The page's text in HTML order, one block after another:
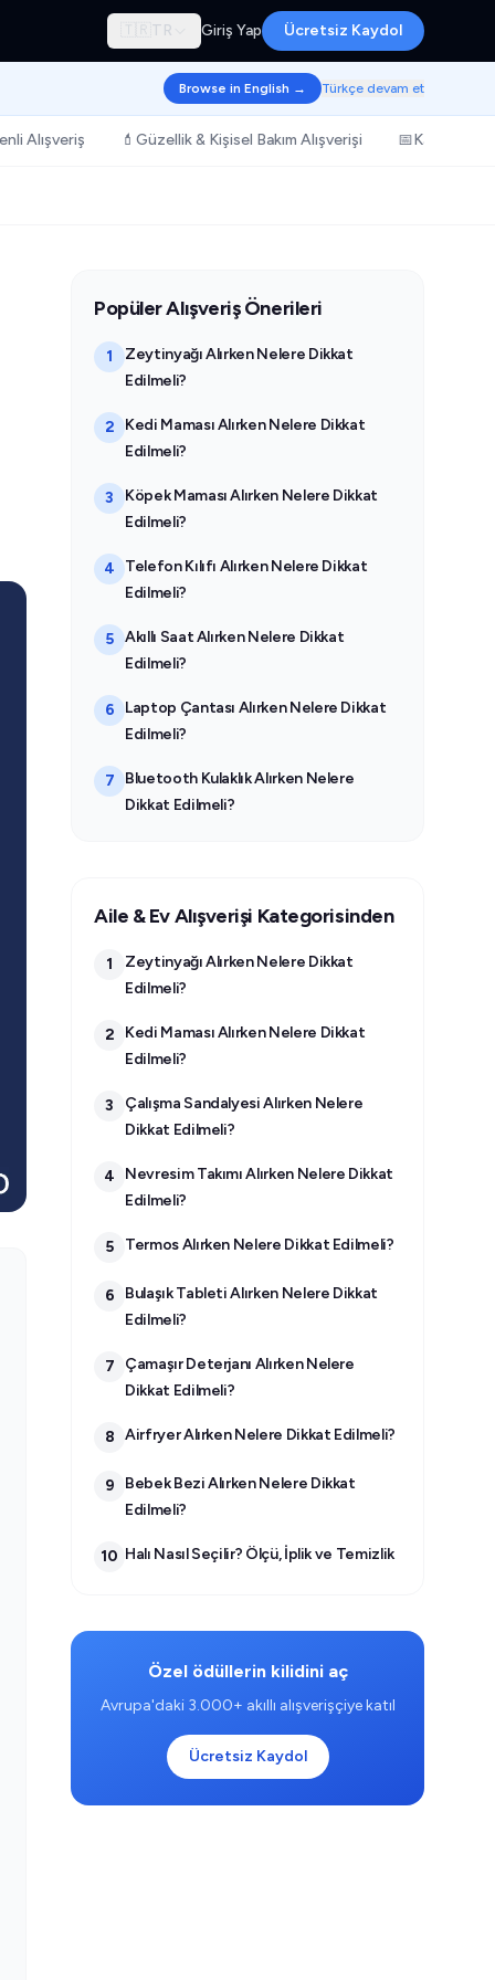
🇹🇷 TR Giriş Yap Ücretsiz Kaydol
Browse in English → Türkçe devam et
Alışveriş 💄 Güzellik & Kişisel Bakım Alışverişi 📅Kampanya
Popüler Alışveriş Önerileri
1
Zeytinyağı Alırken Nelere Dikkat
Edilmeli?
2
Kedi Maması Alırken Nelere Dikkat
Edilmeli?
3
Köpek Maması Alırken Nelere Dikkat
Edilmeli?
4
Telefon Kılıfı Alırken Nelere Dikkat
Edilmeli?
5 Akıllı Saat Alırken Nelere Dikkat
Edilmeli?
6
Laptop Çantası Alırken Nelere Dikkat
Edilmeli?
7
Bluetooth Kulaklık Alırken Nelere
Dikkat Edilmeli?
Aile & Ev Alışverişi Kategorisinden
1
Zeytinyağı Alırken Nelere Dikkat
Edilmeli?
2
Kedi Maması Alırken Nelere Dikkat
Edilmeli?
3
Çalışma Sandalyesi Alırken Nelere
Dikkat Edilmeli?
4
Nevresim Takımı Alırken Nelere Dikkat
Edilmeli?
5 Termos Alırken Nelere Dikkat Edilmeli?
6
Bulaşık Tableti Alırken Nelere Dikkat
Edilmeli?
7
Çamaşır Deterjanı Alırken Nelere
Dikkat Edilmeli?
8 Airfryer Alırken Nelere Dikkat Edilmeli?
9
Bebek Bezi Alırken Nelere Dikkat
Edilmeli?
10 Halı Nasıl Seçilir? Ölçü, İplik ve Temizlik
Özel ödüllerin kilidini aç
Avrupa'daki 3.000+ akıllı alışverişçiye katıl
Ücretsiz Kaydol